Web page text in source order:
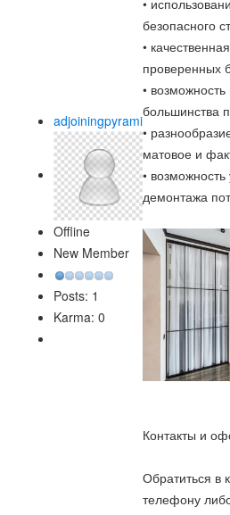
adjoiningpyrami
Offline
New Member
Posts: 1
Karma: 0
безопасного
•
проверенных
•
большинства
•
матовое и
• возможность
демонтажа
Контакты и
Обратиться
телефону